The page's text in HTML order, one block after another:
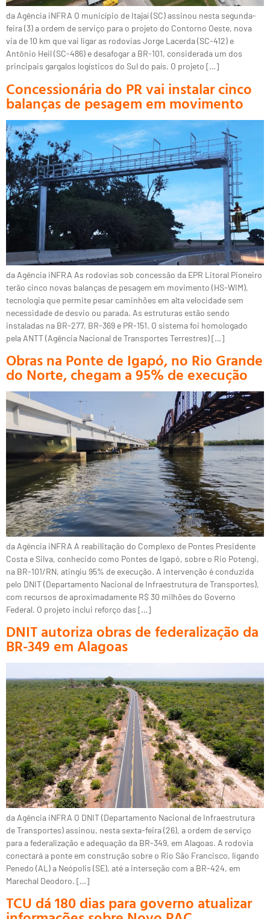
da Agência iNFRA O município de Itajaí (SC) assinou nesta segunda-
feira (3) a ordem de serviço para o projeto do Contorno Oeste, nova
via de 10 km que vai ligar as rodovias Jorge Lacerda (SC-412) e
Antônio Heil (SC-486) e desafogar a BR-101, considerada um dos
principais gargalos logísticos do Sul do país. O projeto […]
Concessionária do PR vai instalar cinco
balanças de pesagem em movimento
da Agência iNFRA As rodovias sob concessão da EPR Litoral Pioneiro
terão cinco novas balanças de pesagem em movimento (HS-WIM),
tecnologia que permite pesar caminhões em alta velocidade sem
necessidade de desvio ou parada. As estruturas estão sendo
instaladas na BR-277, BR-369 e PR-151. O sistema foi homologado
pela ANTT (Agência Nacional de Transportes Terrestres) […]
Obras na Ponte de Igapó, no Rio Grande
do Norte, chegam a 95% de execução
da Agência iNFRA A reabilitação do Complexo de Pontes Presidente
Costa e Silva, conhecido como Pontes de Igapó, sobre o Rio Potengi,
na BR-101/RN, atingiu 95% de execução. A intervenção é conduzida
pelo DNIT (Departamento Nacional de Infraestrutura de Transportes),
com recursos de aproximadamente R$ 30 milhões do Governo
Federal. O projeto inclui reforço das […]
DNIT autoriza obras de federalização da
BR-349 em Alagoas
da Agência iNFRA O DNIT (Departamento Nacional de Infraestrutura
de Transportes) assinou, nesta sexta-feira (26), a ordem de serviço
para a federalização e adequação da BR-349, em Alagoas. A rodovia
conectará a ponte em construção sobre o Rio São Francisco, ligando
Penedo (AL) a Neópolis (SE), até a interseção com a BR-424, em
Marechal Deodoro. […]
TCU dá 180 dias para governo atualizar